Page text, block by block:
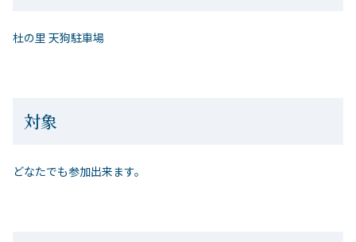
杜の里 天狗駐車場
対象
どなたでも参加出来ます。